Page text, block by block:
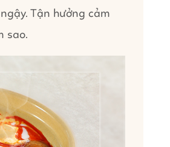
Tận hưởng cảm
sao.